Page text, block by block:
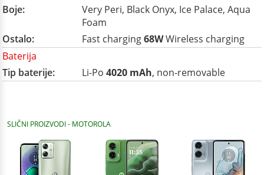
Boje:
Very Peri, Black Onyx, Ice Palace, Aqua
Foam
Ostalo:
Fast charging68WWireless charging
Baterija
Tip baterije:
Li-Po 4020 mAh, non-removable
SLIČNI PROIZVODI - MOTOROLA